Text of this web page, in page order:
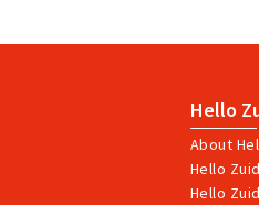
Hello
About
Hello
Hello